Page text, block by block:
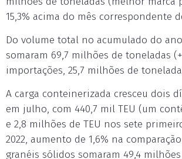
15,3% acima do mês correspondente
Do volume total no acumulado do
somaram 69,7 milhões de toneladas
importações, 25,7 milhões de
A carga conteinerizada cresceu dois
em julho, com 440,7 mil TEU (um
e 2,8 milhões de TEU nos sete
2022, aumento de 1,6% na
granéis sólidos somaram 49,4